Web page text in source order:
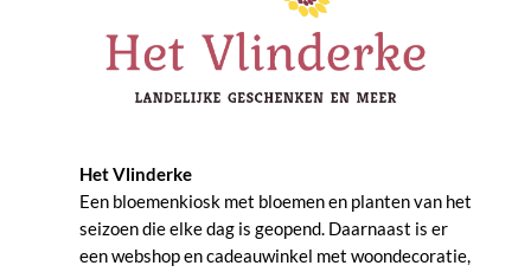
Het Vlinderke
Een bloemenkiosk met bloemen en planten van het
seizoen die elke dag is geopend. Daarnaast is er
een webshop en cadeauwinkel met woondecoratie,